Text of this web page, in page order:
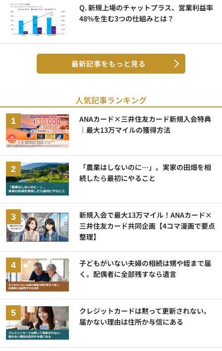
Q. 新規上場のチャットプラス、営業利益率
48%を生む3つの仕組みとは？
最新記事をもっと見る
人気記事ランキング
ANAカード×三井住友カード新規入会特典
｜最大13万マイルの獲得方法
「農業はしないのに…」。実家の田畑を相
続したら最初にやること
新規入会で最大13万マイル！ANAカード×
三井住友カード共同企画【4コマ漫画で要点
整理】
子どもがいない夫婦の相続は甥や姪まで届
く。配偶者に全部残すなら遺言
クレジットカードは黙って更新されない。
届かない理由は住所か与信にある